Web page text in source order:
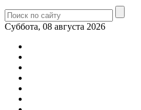
Суббота, 08 августа 2026